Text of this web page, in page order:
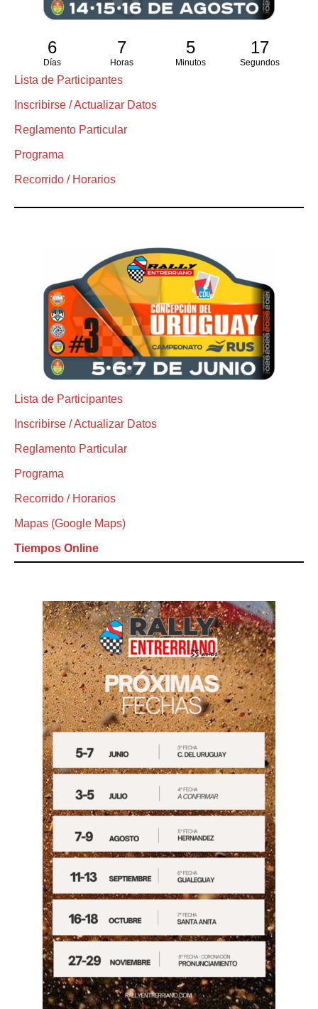
6
Días
7
Horas
5
Minutos
16
Segundos
Lista de Participantes
Inscribirse / Actualizar Datos
Reglamento Particular
Programa
Recorrido / Horarios
Lista de Participantes
Inscribirse / Actualizar Datos
Reglamento Particular
Programa
Recorrido / Horarios
Mapas (Google Maps)
Tiempos Online